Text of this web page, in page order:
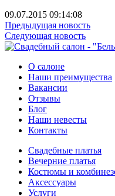
09.07.2015 09:14:08
Предыдущая новость
Следующая новость
О салоне
Наши преимущества
Вакансии
Отзывы
Блог
Наши невесты
Контакты
Свадебные платья
Вечерние платья
Костюмы и
Аксессуары
Услуги